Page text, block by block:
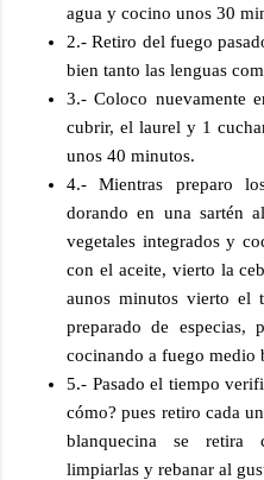
agua y cocino unos 30
2.- Retiro del fuego
bien tanto las lenguas
3.- Coloco nuevamente
cubrir, el laurel y 1
unos 40 minutos.
4.- Mientras preparo
dorando en una sartén
vegetales integrados y
con el aceite, vierto la
aunos minutos vierto el
preparado de
cocinando a fuego medio
5.- Pasado el tiempo
cómo? pues retiro cada
blanquecina se retira
limpiarlas y rebanar al